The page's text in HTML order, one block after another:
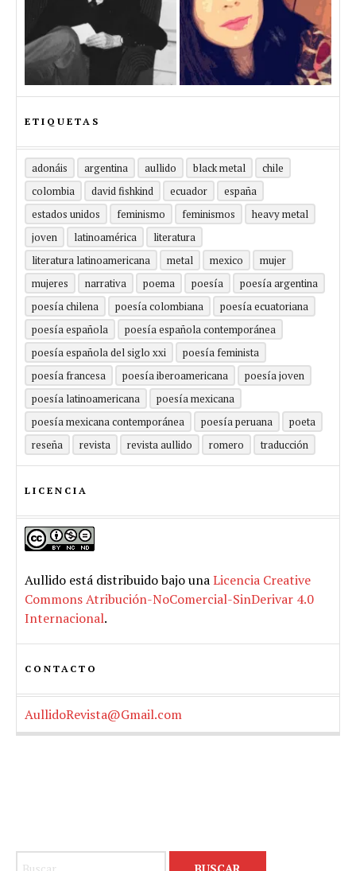
ETIQUETAS
adonáis argentina aullido black metal
chile
colombia
david fishkind ecuador
españa
estados unidos
feminismo feminismos
heavy metal
joven
latinoamérica
literatura
literatura latinoamericana
metal mexico
mujer
mujeres
narrativa poema poesía
poesía argentina
poesía chilena
poesía colombiana
poesía ecuatoriana
poesía española
poesía española contemporánea
poesía española del siglo xxi
poesía feminista
poesía francesa
poesía iberoamericana
poesía joven
poesía latinoamericana
poesía mexicana
poesía mexicana contemporánea
poesía peruana
poeta
reseña
revista revista aullido romero traducción
LICENCIA
Aullido está distribuido bajo unaLicencia Creative
Commons Atribución-NoComercial-SinDerivar 4.0
Internacional.
CONTACTO
AullidoRevista@Gmail.com